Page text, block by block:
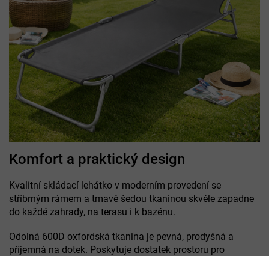
Komfort a praktický design
Kvalitní skládací lehátko v moderním provedení se
stříbrným rámem a tmavě šedou tkaninou skvěle zapadne
do každé zahrady, na terasu i k bazénu.
Odolná 600D oxfordská tkanina je pevná, prodyšná a
příjemná na dotek. Poskytuje dostatek prostoru pro